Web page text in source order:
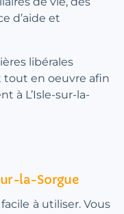
d’aide et
libérales
en oeuvre afin
à L’Isle-sur-la-
la-Sorgue
à utiliser. Vous